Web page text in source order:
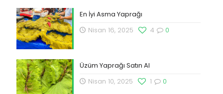
En İyi Asma Yaprağı
Nisan 16, 2025
0
4
Üzüm Yaprağı Satın Al
Nisan 10, 2025
0
1